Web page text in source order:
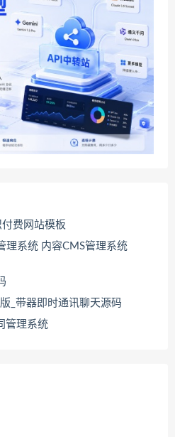
费网站模板
理系统 内容CMS管理系统
_带器即时通讯聊天源码
管理系统